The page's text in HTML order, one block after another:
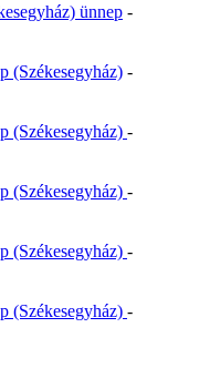
ünnep -
(Székesegyház) -
(Székesegyház) -
(Székesegyház) -
(Székesegyház) -
(Székesegyház) -